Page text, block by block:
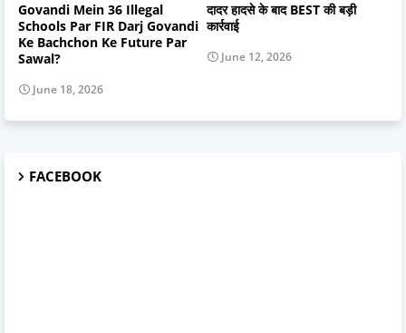
Govandi Mein 36 Illegal
Schools Par FIR Darj Govandi
Ke Bachchon Ke Future Par
Sawal?
June 18, 2026
दादर हादसे के बाद BEST की बड़ी
कार्रवाई
June 12, 2026
FACEBOOK